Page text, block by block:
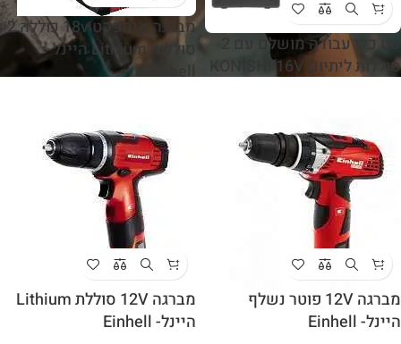
סוללות ליתיום KONISHI 16V
מברגה אימפקט 18v כוללה 2
סוללות Lithium היינל-
Einhell
מברגה 12V פוטר נשלף
היינל- Einhell
מברגה 12V סוללת Lithium
היינל- Einhell